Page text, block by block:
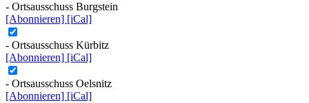
- Ortsausschuss Burgstein
[Abonnieren] [iCal]
- Ortsausschuss Kürbitz
[Abonnieren] [iCal]
- Ortsausschuss Oelsnitz
[Abonnieren] [iCal]